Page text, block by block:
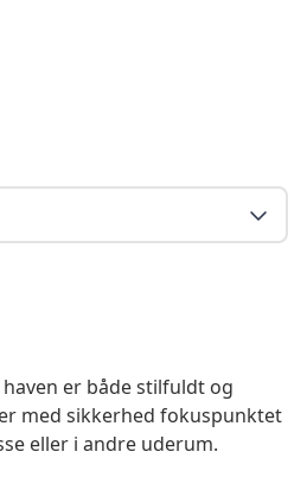
er både stilfuldt og
med sikkerhed fokuspunktet
eller i andre uderum.